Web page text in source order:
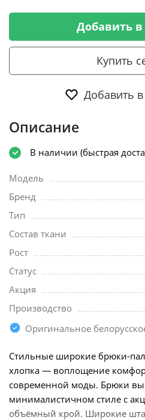
Добавить в
Купить
Добавить
Описание
В наличии (быстрая
Модель
Бренд
Тип
Состав ткани
Рост
Статус
Акция
Производство
Оригинальное
Стильные широкие брюки-
хлопка — воплощение
современной моды. Брюки
минималистичном стиле с
объёмный крой. Широкие